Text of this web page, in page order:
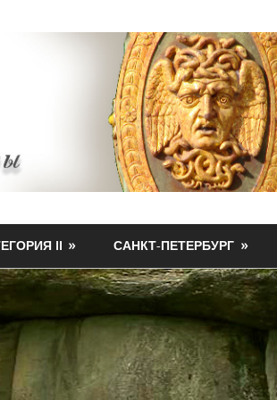
II САНКТ-ПЕТЕРБУРГ